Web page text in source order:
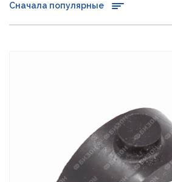
Сначала популярные